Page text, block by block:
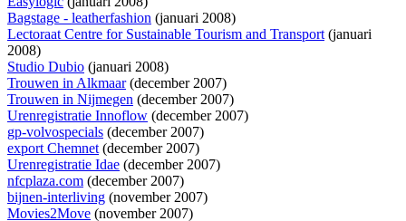
Bagstage - leatherfashion (januari 2008)
Lectoraat Centre for Sustainable Tourism and Transport(januari
2008)
Studio Dubio (januari 2008)
Trouwen in Alkmaar(december 2007)
Trouwen in Nijmegen (december 2007)
Urenregistratie Innoflow (december 2007)
gp-volvospecials (december 2007)
export Chemnet(december 2007)
Urenregistratie Idae (december 2007)
nfcplaza.com (december 2007)
bijnen-interliving (november 2007)
Movies2Move (november 2007)